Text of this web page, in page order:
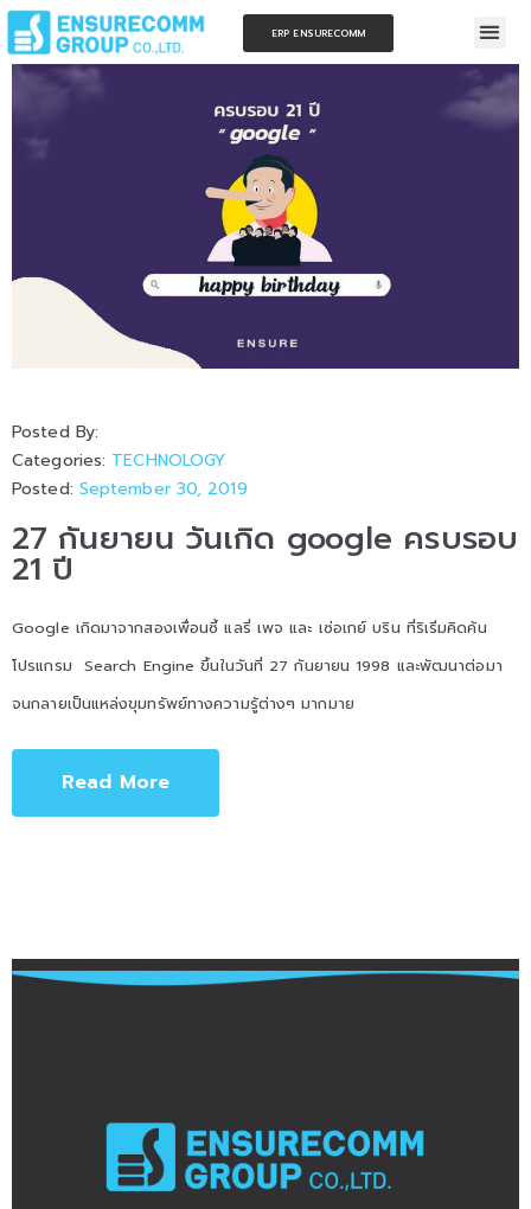
ERP ENSURECOMM
Posted By:
Categories: TECHNOLOGY
Posted: September 30, 2019
27 กันยายน วันเกิด google ครบรอบ
21 ปี
Google เกิดมาจากสองเพื่อนซี้ แลรี่ เพจ และ เซ่อเกย์ บริน ที่ริเริ่มคิดค้น
โปรแกรม Search Engine ขึ้นในวันที่ 27 กันยายน 1998 และพัฒนาต่อมา
จนกลายเป็นแหล่งขุมทรัพย์ทางความรู้ต่างๆ มากมาย
Read More